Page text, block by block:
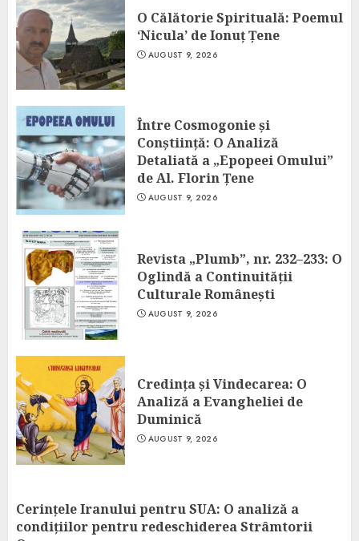
O Călătorie Spirituală: Poemul
‘Nicula’ de Ionuț Țene
AUGUST 9, 2026
Între Cosmogonie și
Conștiință: O Analiză
Detaliată a „Epopeei Omului”
de Al. Florin Țene
AUGUST 9, 2026
Revista „Plumb”, nr. 232–233: O
Oglindă a Continuității
Culturale Românești
AUGUST 9, 2026
Credința și Vindecarea: O
Analiză a Evangheliei de
Duminică
AUGUST 9, 2026
Cerințele Iranului pentru SUA: O analiză a
condițiilor pentru redeschiderea Strâmtorii